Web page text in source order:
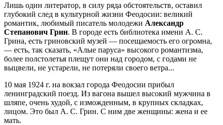
Лишь один литератор, в силу ряда обстоятельств, оставил
глубокий след в культурной жизни Феодосии: великий
романтик, любимый писатель молодежи Александр
Степанович Грин. В городе есть библиотека имени А. С.
Грина, есть гриновский музей — посещаемость его огромна,
— есть, так сказать, «Алые паруса» высокого романтизма,
более полстолетья плещут они над городом, с годами не
выцвели, не устарели, не потеряли своего ветра...
10 мая 1924 г. на вокзал города Феодосии прибыл
ленинградский поезд. Из вагона вышел высокий мужчина в
шляпе, очень худой, с изможденным, в крупных складках,
лицом. Это был А. С. Грин. С ним две женщины: жена и ее
мать.